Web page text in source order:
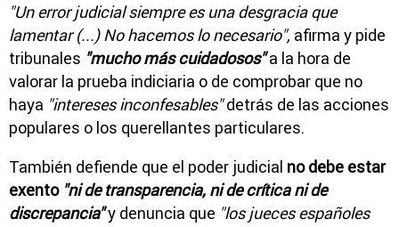
"Un error judicial siempre es una desgracia que
lamentar (...) No hacemos lo necesario", afirma y pide
tribunales "mucho más cuidadosos"a la hora de
valorar la prueba indiciaria o de comprobar que no
haya "intereses inconfesables"detrás de las acciones
populares o los querellantes particulares.
También defiende que el poder judicial no debe estar
exento "ni de transparencia, ni de crítica ni de
discrepancia"y denuncia que "los jueces españoles